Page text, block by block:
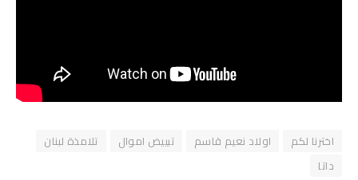
اخترنا لكم اولاد نعيم قاسم تبييض اموال
تلامذة لبنان
داتا